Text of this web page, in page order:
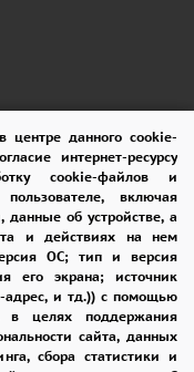
данного cookie-
интернет-ресурсу
cookie-файлов и
включая
данные об устройстве, а
и действиях на нем
ОС; тип и версия
его экрана; источник
адрес, и тд.)) с помощью
в целях поддержания
сайта, данных
сбора статистики и
ДОСТАВКА
ВОЗВРАТ